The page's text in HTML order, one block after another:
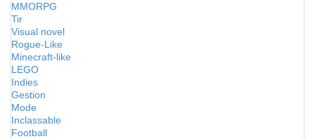
MMORPG
Tir
Visual novel
Rogue-Like
Minecraft-like
LEGO
Indies
Gestion
Mode
Inclassable
Football